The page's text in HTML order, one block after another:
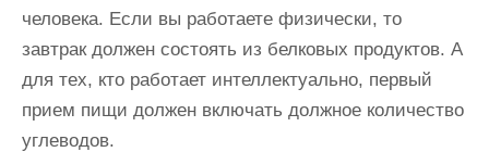
человека. Если вы работаете физически, то
завтрак должен состоять из белковых продуктов. А
для тех, кто работает интеллектуально, первый
прием пищи должен включать должное количество
углеводов.